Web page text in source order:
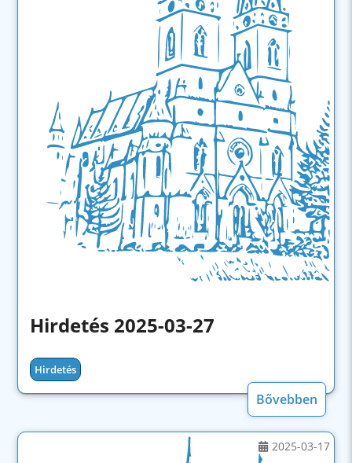
Hirdetés 2025-03-27
Hirdetés
Bővebben
2025-03-17